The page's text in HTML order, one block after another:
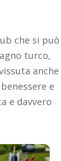
che si può
turco,
anche
e
e davvero